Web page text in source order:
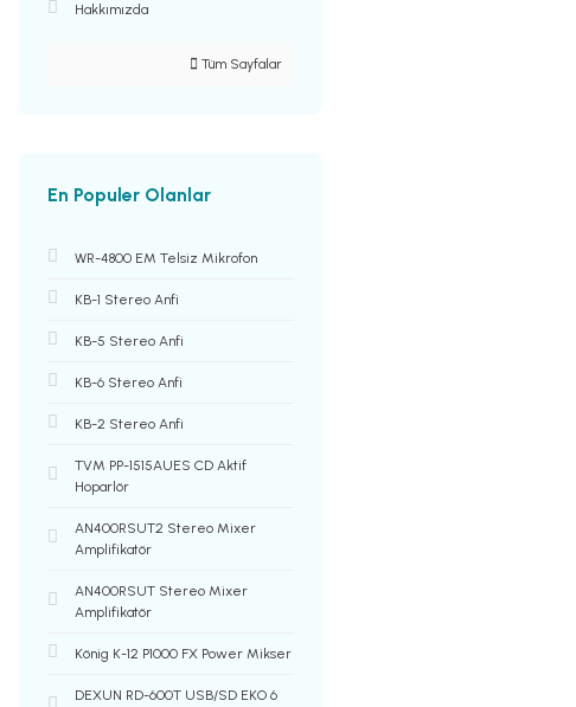
Hakkımızda
Tüm Sayfalar
En Populer Olanlar
WR-4800 EM Telsiz Mikrofon
KB-1 Stereo Anfi
KB-5 Stereo Anfi
KB-6 Stereo Anfi
KB-2 Stereo Anfi
TVM PP-1515AUES CD Aktif
Hoparlör
AN400RSUT2 Stereo Mixer
Amplifikatör
AN400RSUT Stereo Mixer
Amplifikatör
König K-12 P1000 FX Power Mikser
DEXUN RD-600T USB/SD EKO 6